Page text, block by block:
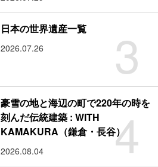
3
日本の世界遺産一覧
2026.07.26
4
豪雪の地と海辺の町で220年の時を
刻んだ伝統建築 : WITH
KAMAKURA（鎌倉・長谷）
2026.08.04